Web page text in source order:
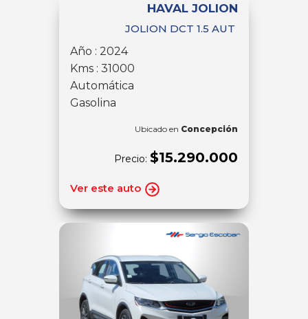
HAVAL JOLION
JOLION DCT 1.5 AUT
Año : 2024
Kms : 31000
Automática
Gasolina
Ubicado en Concepción
Precio: $15.290.000
Ver este auto